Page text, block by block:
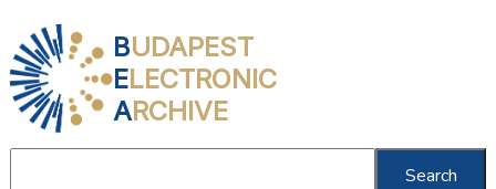
BUDAPEST
ELECTRONIC
ARCHIVE
Search